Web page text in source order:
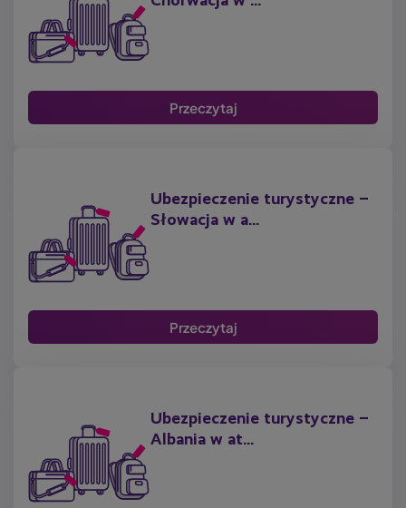
Przeczytaj
Ubezpieczenie turystyczne –
Słowacja w a...
Przeczytaj
Ubezpieczenie turystyczne –
Albania w at...